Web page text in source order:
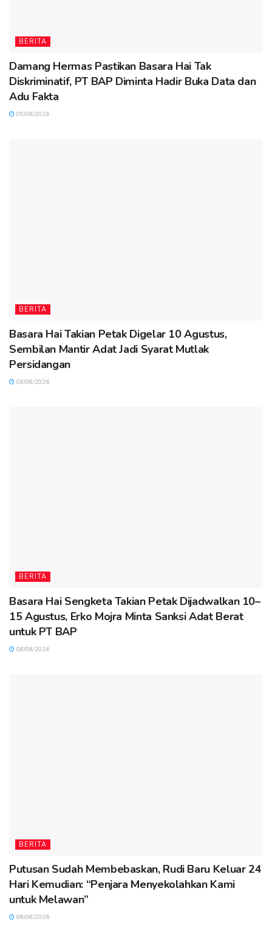
BERITA
Damang Hermas Pastikan Basara Hai Tak
Diskriminatif, PT BAP Diminta Hadir Buka Data dan
Adu Fakta
09/08/2026
BERITA
Basara Hai Takian Petak Digelar 10 Agustus,
Sembilan Mantir Adat Jadi Syarat Mutlak
Persidangan
08/08/2026
BERITA
Basara Hai Sengketa Takian Petak Dijadwalkan 10–
15 Agustus, Erko Mojra Minta Sanksi Adat Berat
untuk PT BAP
08/08/2026
BERITA
Putusan Sudah Membebaskan, Rudi Baru Keluar 24
Hari Kemudian: “Penjara Menyekolahkan Kami
untuk Melawan”
08/08/2026